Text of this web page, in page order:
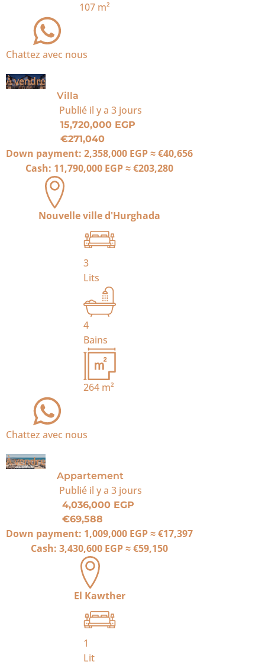
107m²
Chattez avec nous
À vendre
Villa
Publié il y a 3 jours
15,720,000 EGP
€271,040
Down payment: 2,358,000 EGP≈€40,656
Cash: 11,790,000 EGP≈€203,280
Nouvelle ville d'Hurghada
3
Lits
4
Bains
264m²
Chattez avec nous
À vendre
Appartement
Publié il y a 3 jours
4,036,000 EGP
€69,588
Down payment: 1,009,000 EGP≈€17,397
Cash: 3,430,600 EGP≈€59,150
El Kawther
1
Lit